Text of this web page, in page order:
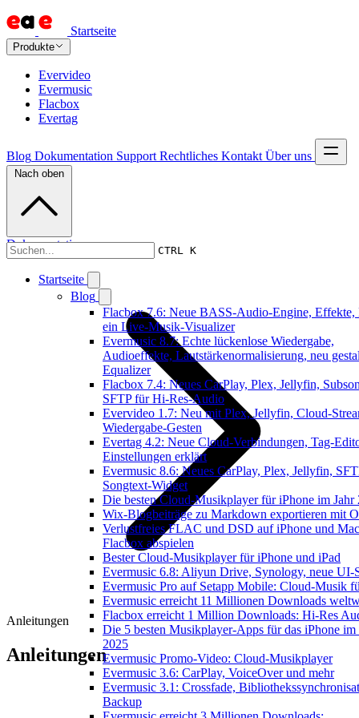
Startseite
Produkte
Evervideo
Evermusic
Flacbox
Evertag
Blog Dokumentation Support Rechtliches Kontakt Über uns
CTRL K
Startseite
Blog
Flacbox 7.6: Neue BASS-Audio-Engine, Effekte,
ein Live-Musik-Visualizer
Evermusic 8.7: Echte lückenlose Wiedergabe,
Audioeffekte, Lautstärkenormalisierung, neu
Equalizer
Flacbox 7.4: Neues CarPlay, Plex, Jellyfin,
SFTP für Hi-Res-Audio
Evervideo 1.7: Neu mit Plex, Jellyfin, Cloud-
Wiedergabe-Gesten
Evertag 4.2: Neue Cloud-Verbindungen, Tag-
Einstellungen erklärt
Evermusic 8.6: Neues CarPlay, Plex, Jellyfin,
Songtext-Widget
Die besten Cloud-Musikplayer für iPhone im Jahr
Wix-Blogbeiträge zu Markdown exportieren mit
Verlustfreies FLAC und DSD auf iPhone und
Flacbox abspielen
Bester Cloud-Musikplayer für iPhone und iPad
Evermusic 6.8: Aliyun Drive, Synology, neue UI-
Evermusic Pro auf Setapp Mobile: Cloud-Musik
Evermusic erreicht 11 Millionen Downloads
Flacbox erreicht 1 Million Downloads: Hi-Res
Die 5 besten Musikplayer-Apps für das iPhone im
2025
Evermusic Promo-Video: Cloud-Musikplayer
Evermusic 3.6: CarPlay, VoiceOver und mehr
Evermusic 3.1: Crossfade,
Backup
Nach oben
Dokumentation
Anleitungen
Anleitungen